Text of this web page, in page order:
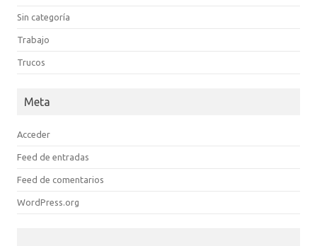
Sin categoría
Trabajo
Trucos
Meta
Acceder
Feed de entradas
Feed de comentarios
WordPress.org